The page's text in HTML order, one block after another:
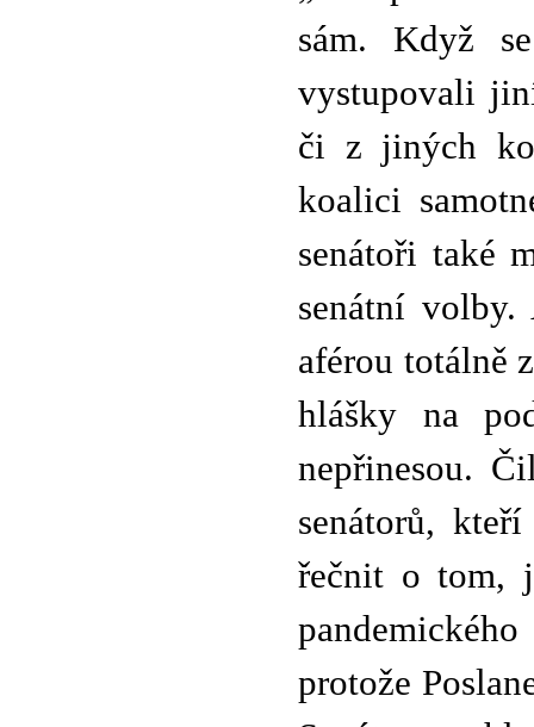
sám. Když
vystupovali
či z jiných
koalici
senátoři také
senátní
aférou totálně
hlášky na
nepřinesou.
senátorů,
řečnit o tom,
protože